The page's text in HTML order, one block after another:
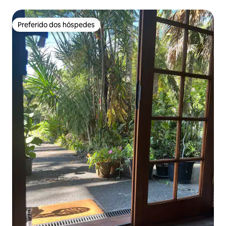
Preferido dos hóspedes
Preferido dos hóspedes